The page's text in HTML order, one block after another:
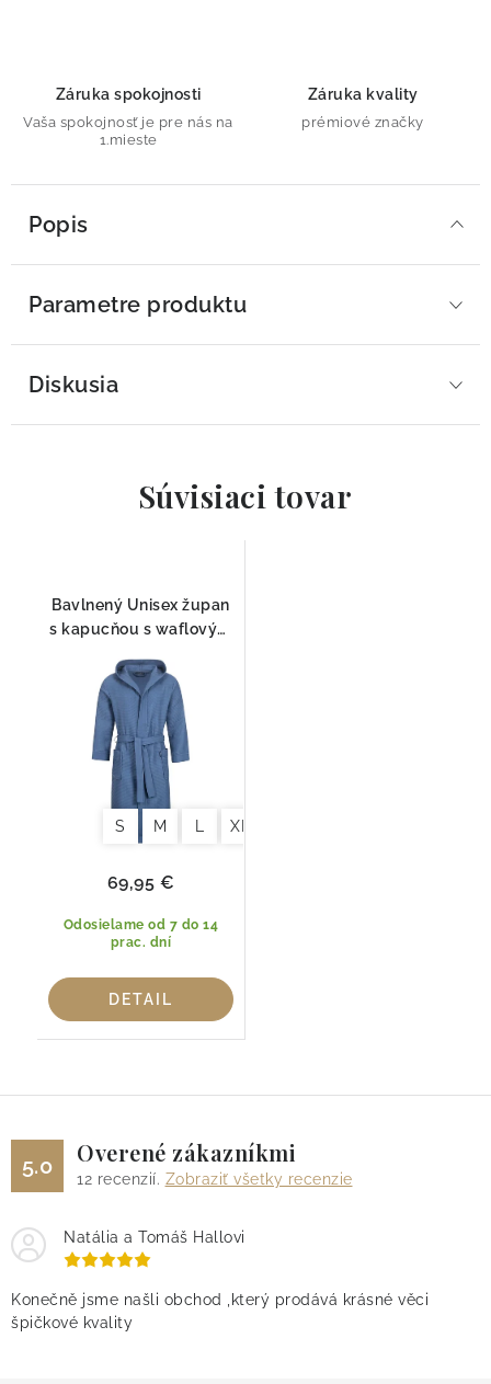
Záruka spokojnosti
Vaša spokojnosť je pre nás na
1.mieste
Záruka kvality
prémiové značky
Popis
Parametre produktu
Diskusia
Súvisiaci tovar
Bavlnený Unisex župan
s kapucňou s waflovým
Morgenstern Jeansblue
S M L XL
Odosielame od 7 do 14
prac. dní
69,95 €
DETAIL
5.0 Overené zákazníkmi
12 recenzií. Zobraziť všetky recenzie
Natália a Tomáš Hallovi
Konečně jsme našli obchod ,který prodává krásné věci
špičkové kvality